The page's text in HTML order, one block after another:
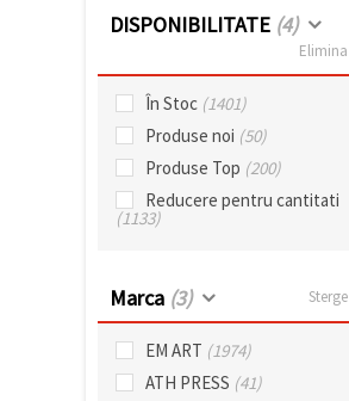
DISPONIBILITATE (4)
Elimina
În Stoc (1401)
Produse noi (50)
Produse Top (200)
Reducere pentru cantitati
(1133)
Marca (3) Sterge
EM ART (1974)
ATH PRESS (41)